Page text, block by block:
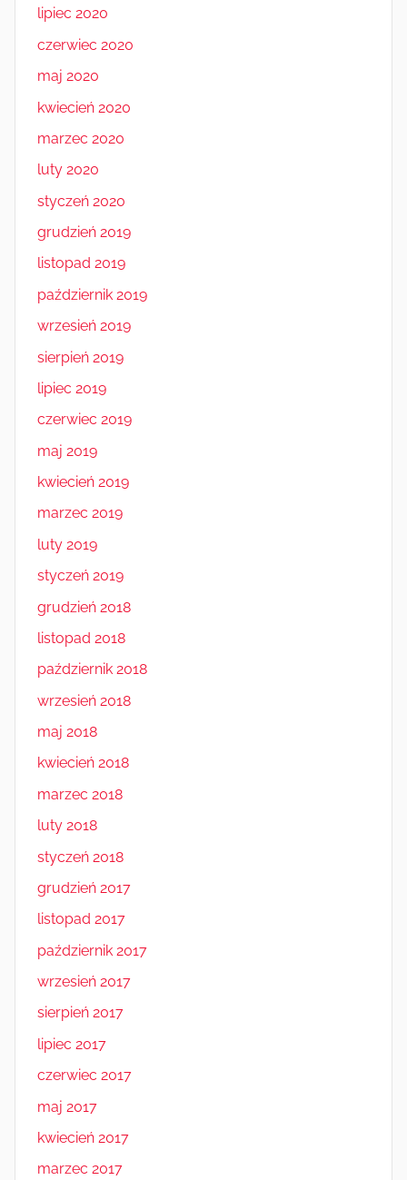
lipiec 2020
czerwiec 2020
maj 2020
kwiecień 2020
marzec 2020
luty 2020
styczeń 2020
grudzień 2019
listopad 2019
październik 2019
wrzesień 2019
sierpień 2019
lipiec 2019
czerwiec 2019
maj 2019
kwiecień 2019
marzec 2019
luty 2019
styczeń 2019
grudzień 2018
listopad 2018
październik 2018
wrzesień 2018
maj 2018
kwiecień 2018
marzec 2018
luty 2018
styczeń 2018
grudzień 2017
listopad 2017
październik 2017
wrzesień 2017
sierpień 2017
lipiec 2017
czerwiec 2017
maj 2017
kwiecień 2017
marzec 2017